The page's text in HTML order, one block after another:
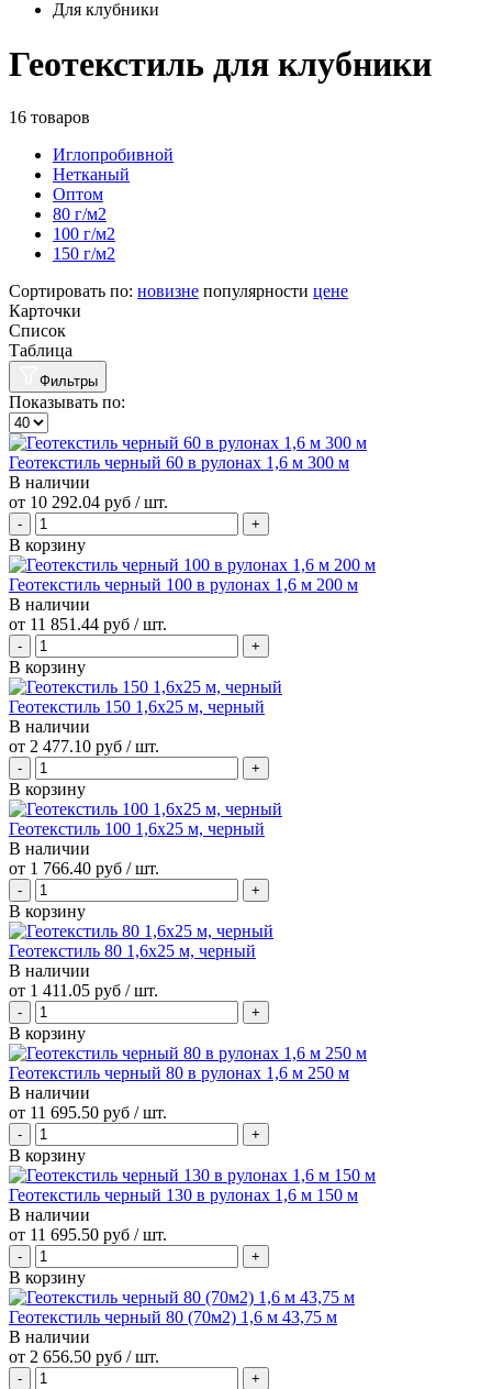
Для клубники
Геотекстиль для клубники
16 товаров
Иглопробивной
Нетканый
Оптом
80 г/м2
100 г/м2
150 г/м2
Сортировать по: новизне популярности цене
Карточки
Список
Таблица
Фильтры
Показывать по:
Геотекстиль черный 60 в рулонах 1,6 м 300 м
В наличии
от 10 292.04 руб / шт.
В корзину
Геотекстиль черный 100 в рулонах 1,6 м 200 м
В наличии
от 11 851.44 руб / шт.
В корзину
Геотекстиль 150 1,6х25 м, черный
В наличии
от 2 477.10 руб / шт.
В корзину
Геотекстиль 100 1,6х25 м, черный
В наличии
от 1 766.40 руб / шт.
В корзину
Геотекстиль 80 1,6х25 м, черный
В наличии
от 1 411.05 руб / шт.
В корзину
Геотекстиль черный 80 в рулонах 1,6 м 250 м
В наличии
от 11 695.50 руб / шт.
В корзину
Геотекстиль черный 130 в рулонах 1,6 м 150 м
В наличии
от 11 695.50 руб / шт.
В корзину
Геотекстиль черный 80 (70м2) 1,6 м 43,75 м
В наличии
от 2 656.50 руб / шт.